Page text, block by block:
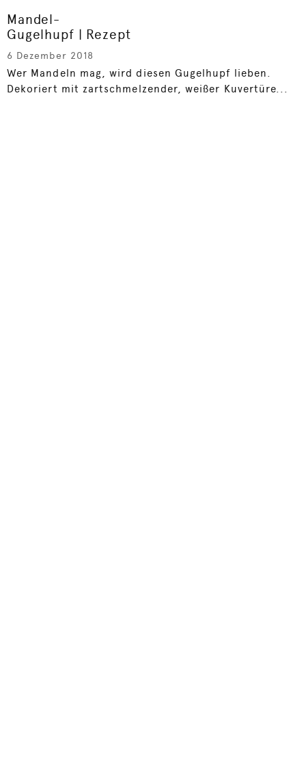
Mandel-
Gugelhupf | Rezept
6 Dezember 2018
Wer Mandeln mag, wird diesen Gugelhupf lieben.
Dekoriert mit zartschmelzender, weißer Kuvertüre...